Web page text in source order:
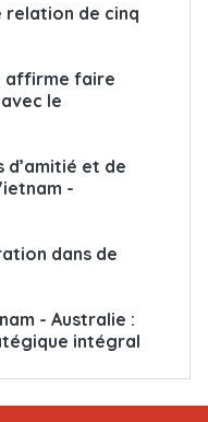
relation de cinq
affirme faire
le
d’amitié et de
-
dans de
- Australie :
intégral